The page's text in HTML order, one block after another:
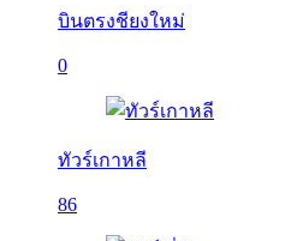
บินตรงชียงใหม่
0
ทัวร์เกาหลี
86